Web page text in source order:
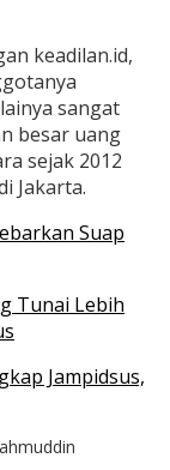
keadilan.id,
sangat
besar uang
sejak 2012
Jakarta.
Suap
Tunai Lebih
Jampidsus,